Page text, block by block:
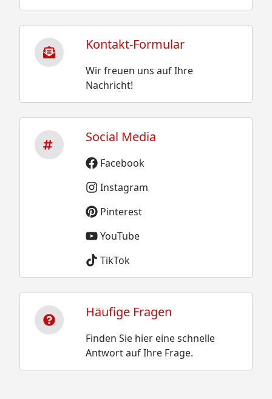
Kontakt-Formular
Wir freuen uns auf Ihre
Nachricht!
Social Media
Facebook
Instagram
Pinterest
YouTube
TikTok
Häufige Fragen
Finden Sie hier eine schnelle
Antwort auf Ihre Frage.